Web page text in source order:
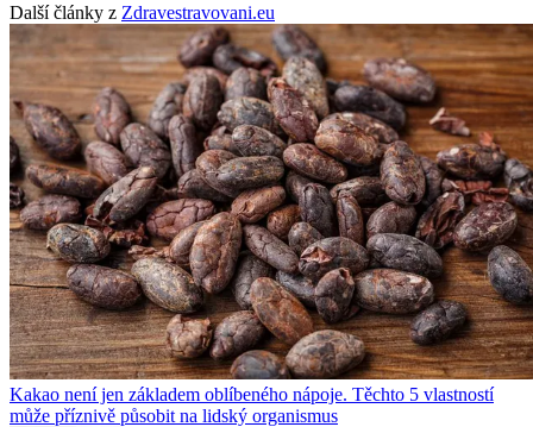
Další články z Zdravestravovani.eu
Kakao není jen základem oblíbeného nápoje. Těchto 5 vlastností
může příznivě působit na lidský organismus